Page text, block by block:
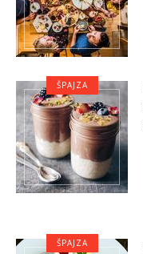
ŠPAJZA
ŠPAJZA